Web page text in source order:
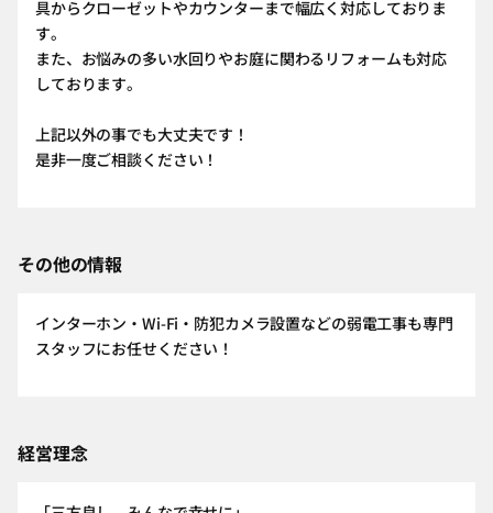
具からクローゼットやカウンターまで幅広く対応しておりま
す。
また、お悩みの多い水回りやお庭に関わるリフォームも対応
しております。
上記以外の事でも大丈夫です！
是非一度ご相談ください！
その他の情報
インターホン・Wi-Fi・防犯カメラ設置などの弱電工事も専門
スタッフにお任せください！
経営理念